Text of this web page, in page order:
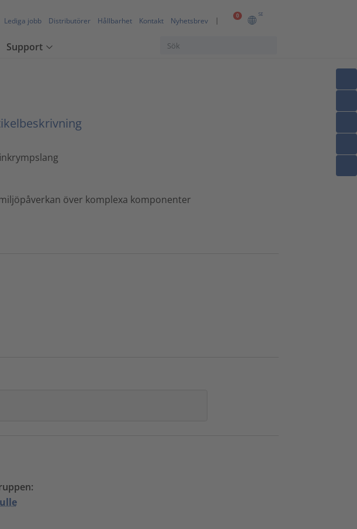
0 SE
Lediga jobb Distributörer Hållbarhet Kontakt Nyhetsbrev
Support
över komplexa komponenter